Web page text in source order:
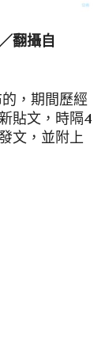
翻攝自
，期間歷經
貼文，時隔4
文，並附上